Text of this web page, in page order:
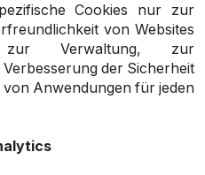
Cookies nur zur
von Websites
zur Verwaltung, zur
der Sicherheit
Anwendungen für jeden